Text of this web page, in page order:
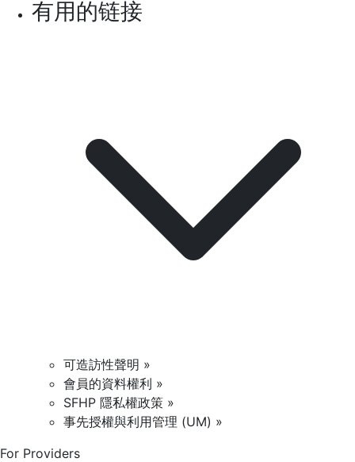
有用的链接
可造訪性聲明 »
會員的資料權利 »
SFHP 隱私權政策 »
事先授權與利用管理 (UM) »
For Providers